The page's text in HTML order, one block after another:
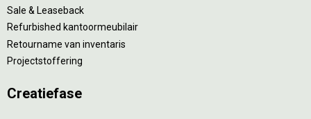
Sale & Leaseback
Refurbished kantoormeubilair
Retourname van inventaris
Projectstoffering
Creatiefase